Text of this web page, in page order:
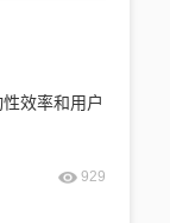
效率和用户
929